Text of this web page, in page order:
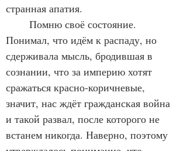
странная апатия.
Понимал, что идём к распаду, но
сдерживала мысль, бродившая в
сознании, что за империю хотят
сражаться красно-коричневые,
значит, нас ждёт гражданская война
и такой развал, после которого не
встанем никогда. Наверно, поэтому